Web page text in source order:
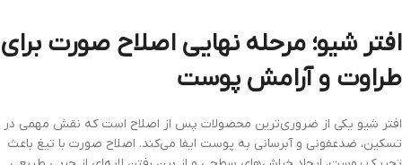
افتر شیو؛ مرحله نهایی اصلاح صورت برای
طراوت و آرامش پوست
افتر شیو یکی از ضروری‌ترین محصولات پس از اصلاح است که نقش مهمی در
تسکین، ضدعفونی و آبرسانی به پوست ایفا می‌کند. اصلاح صورت با تیغ باعث